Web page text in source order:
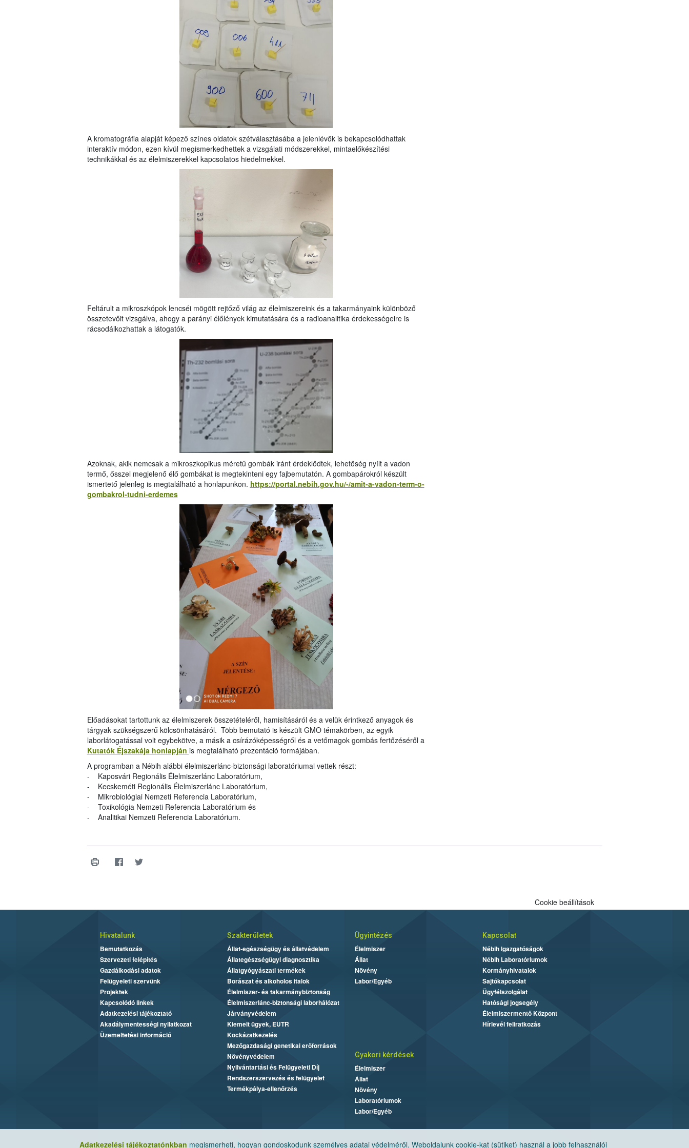
A kromatográfia alapját képező színes oldatok szétválasztásába a jelenlévők is bekapcsolódhattak
interaktív módon, ezen kívül megismerkedhettek a vizsgálati módszerekkel, mintaelőkészítési
technikákkal és az élelmiszerekkel kapcsolatos hiedelmekkel.
Feltárult a mikroszkópok lencséi mögött rejtőző világ az élelmiszereink és a takarmányaink különböző
összetevőit vizsgálva, ahogy a parányi élőlények kimutatására és a radioanalitika érdekességeire is
rácsodálkozhattak a látogatók.
Azoknak, akik nemcsak a mikroszkopikus méretű gombák iránt érdeklődtek, lehetőség nyílt a vadon
termő, ősszel megjelenő élő gombákat is megtekinteni egy fajbemutatón. A gombapárokról készült
ismertető jelenleg is megtalálható a honlapunkon. https://portal.nebih.gov.hu/-/amit-a-vadon-term-o-
gombakrol-tudni-erdemes
Előadásokat tartottunk az élelmiszerek összetételéről, hamisításáról és a velük érintkező anyagok és
tárgyak szükségszerű kölcsönhatásáról. Több bemutató is készült GMO témakörben, az egyik
laborlátogatással volt egybekötve, a másik a csírázóképességről és a vetőmagok gombás fertőzéséről a
Kutatók Éjszakája honlapján is megtalálható prezentáció formájában.
A programban a Nébih alábbi élelmiszerlánc-biztonsági laboratóriumai vettek részt:
- Kaposvári Regionális Élelmiszerlánc Laboratórium,
- Kecskeméti Regionális Élelmiszerlánc Laboratórium,
- Mikrobiológiai Nemzeti Referencia Laboratórium,
- Toxikológia Nemzeti Referencia Laboratórium és
- Analitikai Nemzeti Referencia Laboratórium.
Adatkezelési tájékoztatónkban megismerheti, hogyan gondoskodunk személyes adatai védelméről. Weboldalunk cookie-kat (sütiket) használ a jobb felhasználói
Cookie beállítások
Hivatalunk
Bemutatkozás
Szervezeti felépítés
Gazdálkodási adatok
Felügyeleti szervünk
Projektek
Kapcsolódó linkek
Adatkezelési tájékoztató
Akadálymentességi nyilatkozat
Üzemeltetési információ
Szakterületek
Állat-egészségügy és állatvédelem
Állategészségügyi diagnosztika
Állatgyógyászati termékek
Borászat és alkoholos italok
Élelmiszer- és takarmánybiztonság
Élelmiszerlánc-biztonsági laborhálózat
Járványvédelem
Kiemelt ügyek, EUTR
Kockázatkezelés
Mezőgazdasági genetikai erőforrások
Növényvédelem
Nyilvántartási és Felügyeleti Díj
Rendszerszervezés és felügyelet
Termékpálya-ellenőrzés
Ügyintézés
Élelmiszer
Állat
Növény
Labor/Egyéb
Kapcsolat
Nébih Igazgatóságok
Nébih Laboratóriumok
Kormányhivatalok
Sajtókapcsolat
Ügyfélszolgálat
Hatósági jogsegély
Élelmiszermentő Központ
Hírlevél feliratkozás
Gyakori kérdések
Élelmiszer
Állat
Növény
Laboratóriumok
Labor/Egyéb